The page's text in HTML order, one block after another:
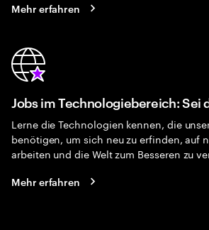
Mehr erfahren
Jobs im Technologiebereich: Sei
Lerne die Technologien kennen, die
benötigen, um sich neu zu erfinden, auf
arbeiten und die Welt zum Besseren zu
Mehr erfahren